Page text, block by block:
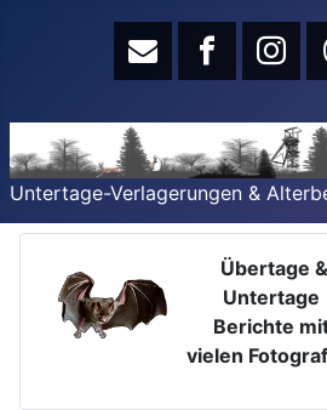
Untertage-Verlagerungen &
Übertage &
Untertage
Berichte
vielen